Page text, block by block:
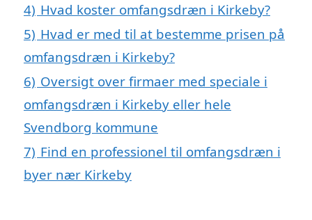
4) Hvad koster omfangsdræn i Kirkeby?
5) Hvad er med til at bestemme prisen på
omfangsdræn i Kirkeby?
6) Oversigt over firmaer med speciale i
omfangsdræn i Kirkeby eller hele
Svendborg kommune
7) Find en professionel til omfangsdræn i
byer nær Kirkeby